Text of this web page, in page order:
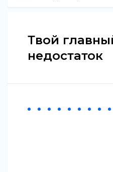
Твой
недостаток